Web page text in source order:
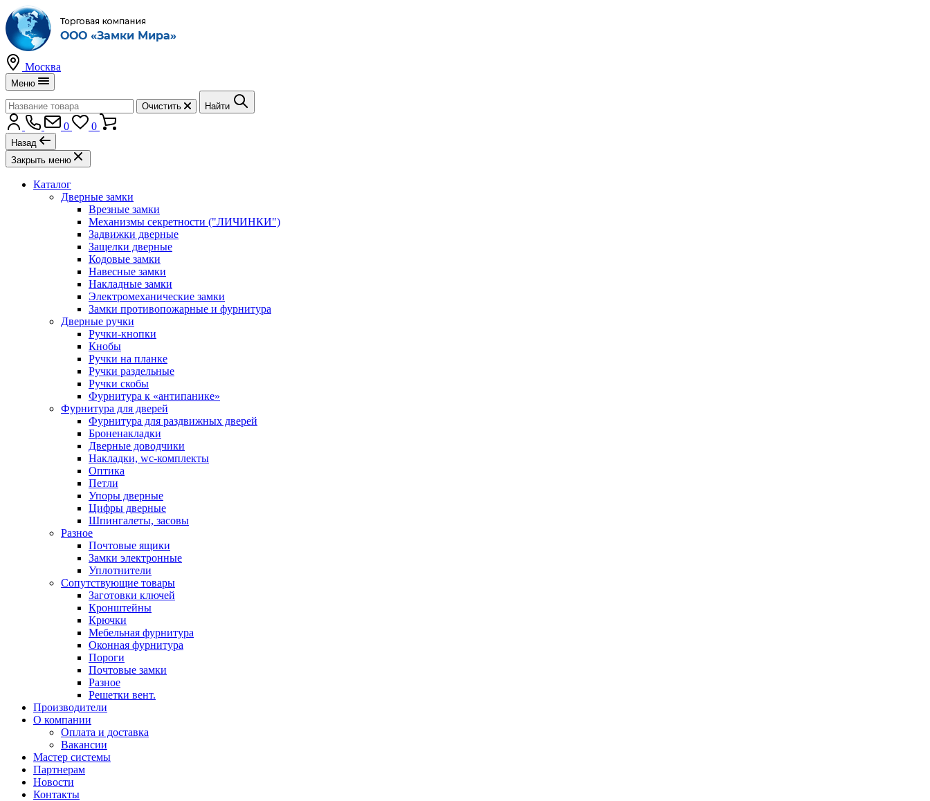
Москва
Меню
Очистить Найти
0 0
Назад
Закрыть меню
Каталог
Дверные замки
Врезные замки
Механизмы секретности ("ЛИЧИНКИ")
Задвижки дверные
Защелки дверные
Кодовые замки
Навесные замки
Накладные замки
Электромеханические замки
Замки противопожарные и фурнитура
Дверные ручки
Ручки-кнопки
Кнобы
Ручки на планке
Ручки раздельные
Ручки скобы
Фурнитура к «антипанике»
Фурнитура для дверей
Фурнитура для раздвижных дверей
Броненакладки
Дверные доводчики
Накладки, wc-комплекты
Оптика
Петли
Упоры дверные
Цифры дверные
Шпингалеты, засовы
Разное
Почтовые ящики
Замки электронные
Уплотнители
Сопутствующие товары
Заготовки ключей
Кронштейны
Крючки
Мебельная фурнитура
Оконная фурнитура
Пороги
Почтовые замки
Разное
Решетки вент.
Производители
О компании
Оплата и доставка
Вакансии
Мастер системы
Партнерам
Новости
Контакты